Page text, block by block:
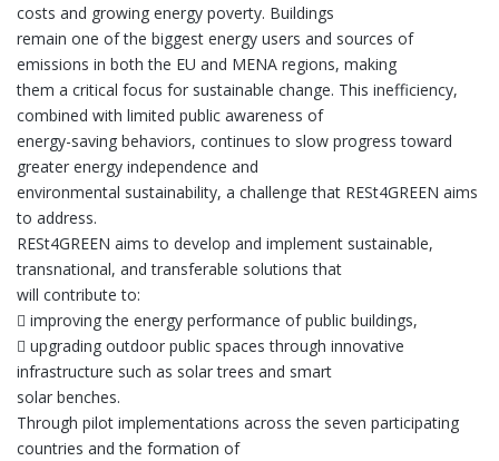
costs and growing energy poverty. Buildings
remain one of the biggest energy users and sources of
emissions in both the EU and MENA regions, making
them a critical focus for sustainable change. This inefficiency,
combined with limited public awareness of
energy-saving behaviors, continues to slow progress toward
greater energy independence and
environmental sustainability, a challenge that RESt4GREEN aims
to address.
RESt4GREEN aims to develop and implement sustainable,
transnational, and transferable solutions that
will contribute to:
 improving the energy performance of public buildings,
 upgrading outdoor public spaces through innovative
infrastructure such as solar trees and smart
solar benches.
Through pilot implementations across the seven participating
countries and the formation of